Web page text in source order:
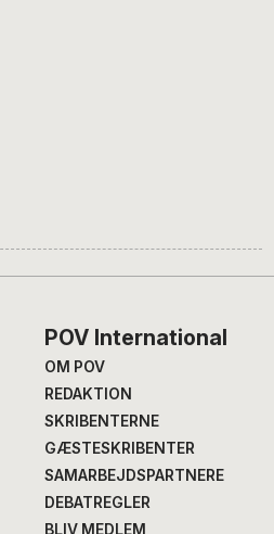
POV International
OM POV
REDAKTION
SKRIBENTERNE
GÆSTESKRIBENTER
SAMARBEJDSPARTNERE
DEBATREGLER
BLIV MEDLEM